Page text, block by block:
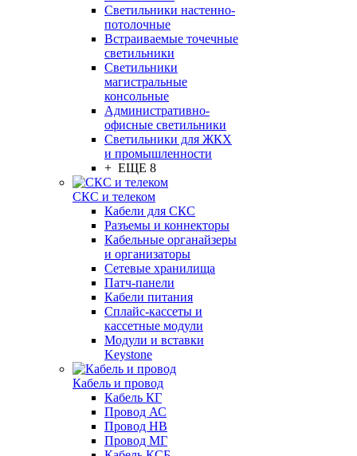
Светильники настенно-
потолочные
Встраиваемые точечные
светильники
Светильники
магистральные
консольные
Административно-
офисные светильники
Светильники для ЖКХ
и промышленности
+ ЕЩЕ 8
СКС и телеком
Кабели для СКС
Разъемы и коннекторы
Кабельные органайзеры
и организаторы
Сетевые хранилища
Патч-панели
Кабели питания
Сплайс-кассеты и
кассетные модули
Модули и вставки
Keystone
Кабель и провод
Кабель КГ
Провод АС
Провод НВ
Провод МГ